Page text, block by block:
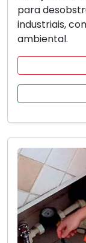
para
industriais,
ambiental.